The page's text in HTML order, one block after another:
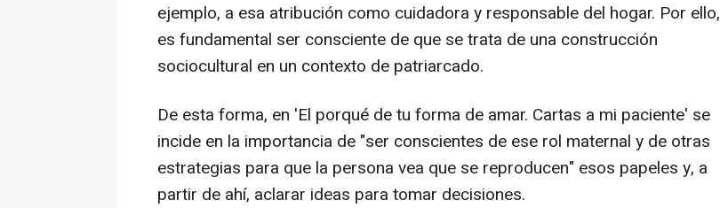
ejemplo, a esa atribución como cuidadora y responsable del hogar. Por ello,
es fundamental ser consciente de que se trata de una construcción
sociocultural en un contexto de patriarcado.
De esta forma, en 'El porqué de tu forma de amar. Cartas a mi paciente' se
incide en la importancia de "ser conscientes de ese rol maternal y de otras
estrategias para que la persona vea que se reproducen" esos papeles y, a
partir de ahí, aclarar ideas para tomar decisiones.